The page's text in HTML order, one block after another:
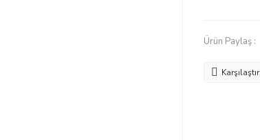
Ürün Paylaş :
Karşılaştır